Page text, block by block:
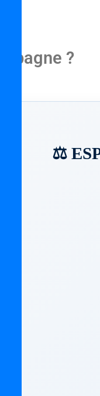
?
⚖️